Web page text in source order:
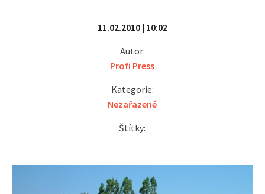
11.02.2010 | 10:02
Autor:
Profi Press
Kategorie:
Nezařazené
Štítky: